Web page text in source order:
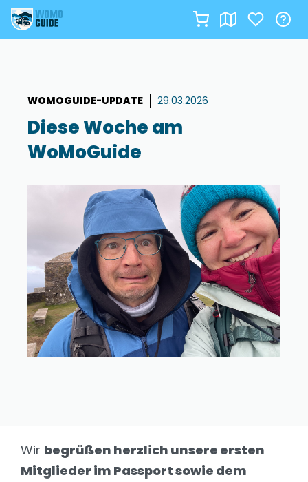
WOMOGUIDE-UPDATE 29.03.2026
Diese Woche am
WoMoGuide
Wir begrüßen herzlich unsere ersten
Mitglieder im Passport sowie dem